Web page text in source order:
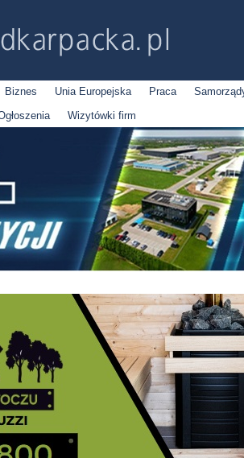
Biznes Unia Europejska Praca
Wizytówki firm